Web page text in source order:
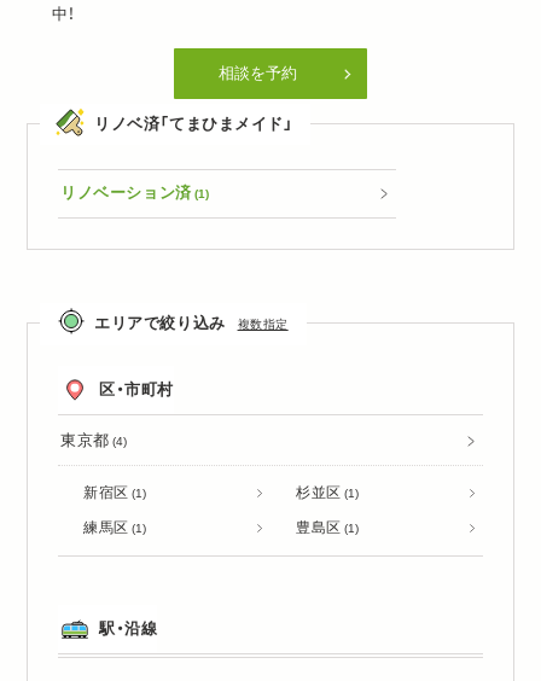
中！
相談を予約
リノベ済「てまひまメイド」
リノベーション済 (1)
エリアで絞り込み 複数指定
区・市町村
東京都 (4)
新宿区 (1) 杉並区 (1)
練馬区 (1) 豊島区 (1)
駅・沿線